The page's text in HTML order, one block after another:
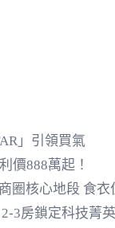
」引領買氣
價888萬起！
圈核心地段 食
3房鎖定科技菁